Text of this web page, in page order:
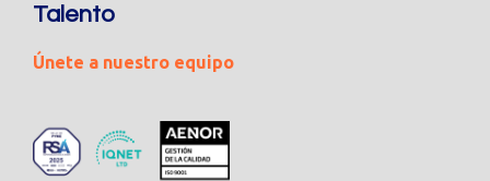
Talento
Únete a nuestro equipo